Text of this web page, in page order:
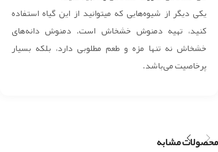
یکی دیگر از شیوه‌هایی که میتوانید از این گیاه استفاده
کنید، تهیه دمنوش خشخاش است. دمنوش دانه‌های
خشخاش نه تنها مزه و طعم مطلوبی دارد، بلکه بسیار
پرخاصیت می‌باشد.
محصولات مشابه